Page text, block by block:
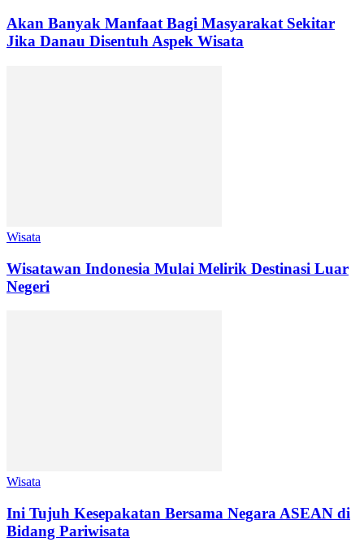
Akan Banyak Manfaat Bagi Masyarakat Sekitar
Jika Danau Disentuh Aspek Wisata
Wisata
Wisatawan Indonesia Mulai Melirik Destinasi Luar
Negeri
Wisata
Ini Tujuh Kesepakatan Bersama Negara ASEAN di
Bidang Pariwisata